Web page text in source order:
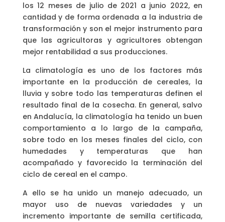
los 12 meses de julio de 2021 a junio 2022, en
cantidad y de forma ordenada a la industria de
transformación y son el mejor instrumento para
que las agricultoras y agricultores obtengan
mejor rentabilidad a sus producciones.
La climatología es uno de los factores más
importante en la producción de cereales, la
lluvia y sobre todo las temperaturas definen el
resultado final de la cosecha. En general, salvo
en Andalucía, la climatología ha tenido un buen
comportamiento a lo largo de la campaña,
sobre todo en los meses finales del ciclo, con
humedades y temperaturas que han
acompañado y favorecido la terminación del
ciclo de cereal en el campo.
A ello se ha unido un manejo adecuado, un
mayor uso de nuevas variedades y un
incremento importante de semilla certificada,